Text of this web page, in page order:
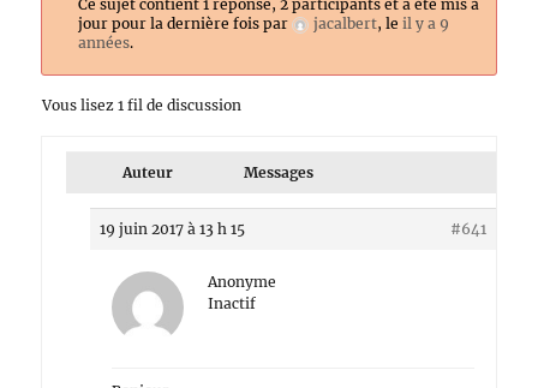
Ce sujet contient 1 réponse, 2 participants et a été mis à
jour pour la dernière fois par
jacalbert, le il y a 9
années.
Vous lisez 1 fil de discussion
Auteur Messages
19 juin 2017 à 13 h 15 #641
Anonyme
Inactif